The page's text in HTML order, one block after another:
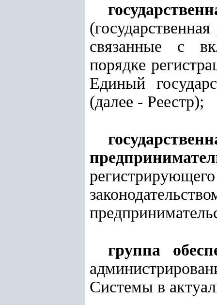
связанные с
порядке
Единый
(далее - Реестр);
группа
Системы в